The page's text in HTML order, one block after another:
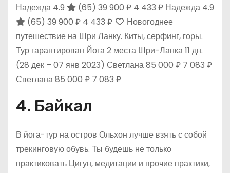
Надежда 4.9
(65) 39 900 ₽ 4 433 ₽ Надежда 4.9
(65) 39 900 ₽ 4 433 ₽
Новогоднее
путешествие на Шри Ланку. Киты, серфинг, горы.
Тур гарантирован Йога 2 места Шри-Ланка11 дн.
(28 дек – 07 янв 2023) Светлана85 000 ₽ 7 083 ₽
Светлана85 000 ₽ 7 083 ₽
4. Байкал
В йога-тур на остров Ольхон лучше взять с собой
трекинговую обувь. Ты будешь не только
практиковать Цигун, медитации и прочие практики,